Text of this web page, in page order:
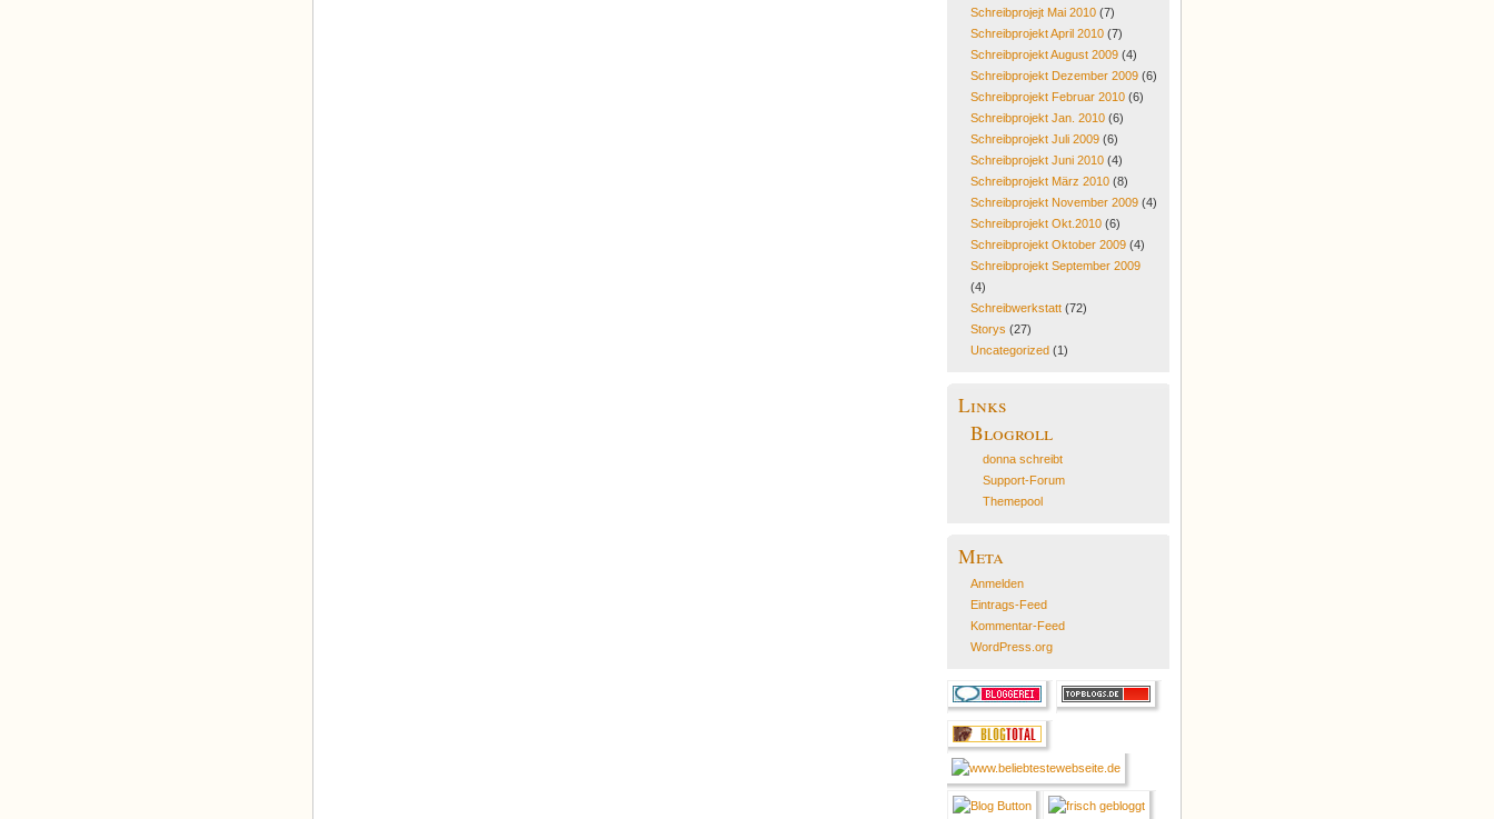
Schreibprojejt Mai 2010(7)
Schreibprojekt April 2010(7)
Schreibprojekt August 2009(4)
Schreibprojekt Dezember 2009(6)
Schreibprojekt Februar 2010(6)
Schreibprojekt Jan. 2010(6)
Schreibprojekt Juli 2009(6)
Schreibprojekt Juni 2010(4)
Schreibprojekt März 2010(8)
Schreibprojekt November 2009(4)
Schreibprojekt Okt.2010(6)
Schreibprojekt Oktober 2009(4)
Schreibprojekt September 2009
(4)
Schreibwerkstatt(72)
Storys (27)
Uncategorized (1)
Links
Blogroll
donna schreibt
Support-Forum
Themepool
Meta
Anmelden
Eintrags-Feed
Kommentar-Feed
WordPress.org